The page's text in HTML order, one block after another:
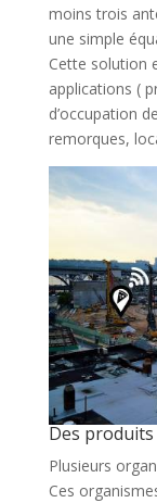
moins trois
une simple
Cette solution
applications (
d’occupation
remorques,
Des
Plusieurs
Ces